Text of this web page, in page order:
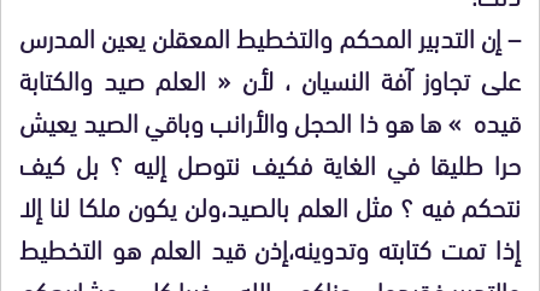
– إن التدبير المحكم والتخطيط المعقلن يعين المدرس
على تجاوز آفة النسيان ، لأن « العلم صيد والكتابة
قيده » ها هو ذا الحجل والأرانب وباقي الصيد يعيش
حرا طليقا في الغاية فكيف نتوصل إليه ؟ بل كيف
نتحكم فيه ؟ مثل العلم بالصيد،ولن يكون ملكا لنا إلا
إذا تمت كتابته وتدوينه،إذن قيد العلم هو التخطيط